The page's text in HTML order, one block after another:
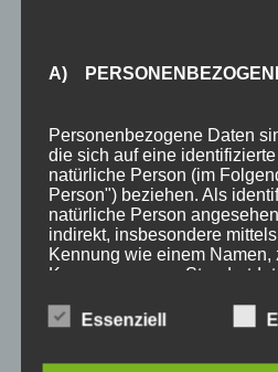
SCHLAGWÖRTER
3 Sterne Allgäu-
Auszeichnung Award
Busfahren Buslinien Busticket
Ferienhotel Sonnenheim
Gästebewertungen Gästeinfo
Gästekarte Hotel Hotel
A)
Personenbezogene Daten
die sich auf eine
natürliche Person (im
Person") beziehen. Als
natürliche Person
indirekt, insbesondere
Kennung wie einem Namen,
Kennnummer, zu
besonderen Merkmalen, die
physischen, physiologischen,
Essenziell